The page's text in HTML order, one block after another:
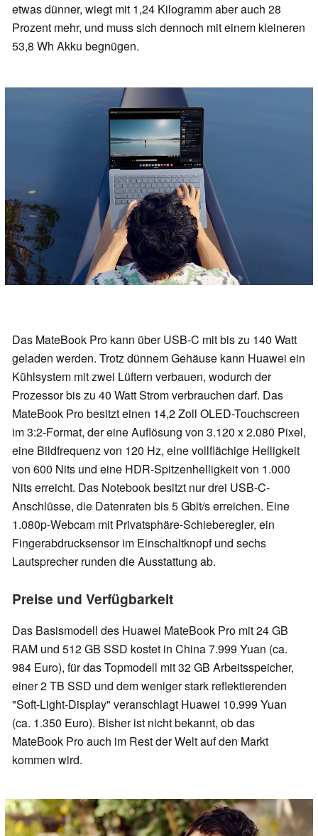
etwas dünner, wiegt mit 1,24 Kilogramm aber auch 28
Prozent mehr, und muss sich dennoch mit einem kleineren
53,8 Wh Akku begnügen.
Das MateBook Pro kann über USB-C mit bis zu 140 Watt
geladen werden. Trotz dünnem Gehäuse kann Huawei ein
Kühlsystem mit zwei Lüftern verbauen, wodurch der
Prozessor bis zu 40 Watt Strom verbrauchen darf. Das
MateBook Pro besitzt einen 14,2 Zoll OLED-Touchscreen
im 3:2-Format, der eine Auflösung von 3.120 x 2.080 Pixel,
eine Bildfrequenz von 120 Hz, eine vollflächige Helligkeit
von 600 Nits und eine HDR-Spitzenhelligkeit von 1.000
Nits erreicht. Das Notebook besitzt nur drei USB-C-
Anschlüsse, die Datenraten bis 5 Gbit/s erreichen. Eine
1.080p-Webcam mit Privatsphäre-Schieberegler, ein
Fingerabdrucksensor im Einschaltknopf und sechs
Lautsprecher runden die Ausstattung ab.
Preise und Verfügbarkeit
Das Basismodell des Huawei MateBook Pro mit 24 GB
RAM und 512 GB SSD kostet in China 7.999 Yuan (ca.
984 Euro), für das Topmodell mit 32 GB Arbeitsspeicher,
einer 2 TB SSD und dem weniger stark reflektierenden
"Soft-Light-Display" veranschlagt Huawei 10.999 Yuan
(ca. 1.350 Euro). Bisher ist nicht bekannt, ob das
MateBook Pro auch im Rest der Welt auf den Markt
kommen wird.